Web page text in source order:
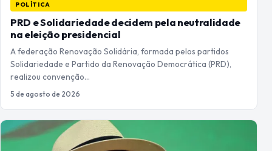
POLÍTICA
PRD e Solidariedade decidem pela neutralidade
na eleição presidencial
A federação Renovação Solidária, formada pelos partidos
Solidariedade e Partido da Renovação Democrática (PRD),
realizou convenção…
5 de agosto de 2026